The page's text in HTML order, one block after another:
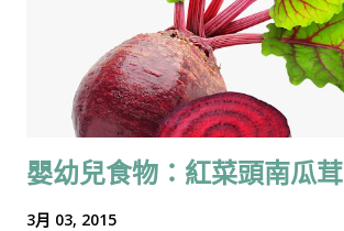
嬰幼兒食物：紅菜頭南瓜茸
3月 03, 2015